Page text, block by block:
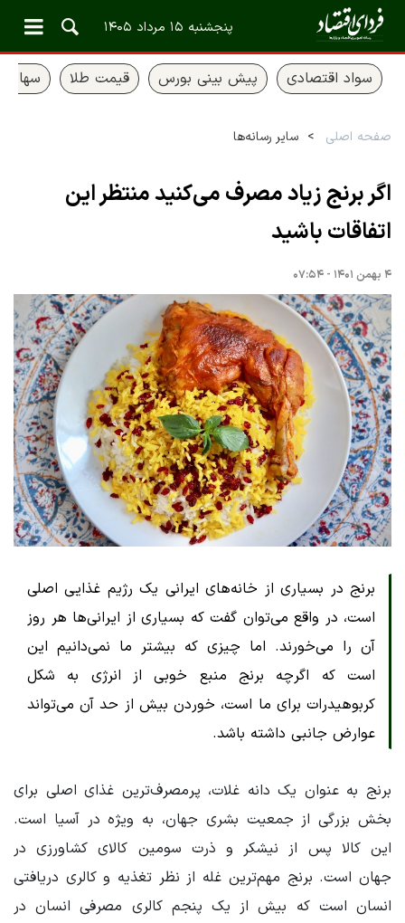
پنجشنبه ۱۵ مرداد ۱۴۰۵
سواد اقتصادی پیش بینی بورس قیمت طلا سهام
صفحه اصلی سایر رسانه‌ها
اگر برنج زیاد مصرف می‌کنید منتظر این
اتفاقات باشید
۴ بهمن ۱۴۰۱ - ۰۷:۵۴
برنج در بسیاری از خانه‌های ایرانی یک رژیم غذایی اصلی
است، در واقع می‌توان گفت که بسیاری از ایرانی‌ها هر روز
آن را می‌خورند. اما چیزی که بیشتر ما نمی‌دانیم این
است که اگرچه برنج منبع خوبی از انرژی به شکل
کربوهیدرات برای ما است، خوردن بیش از حد آن می‌تواند
عوارض جانبی داشته باشد.
برنج به عنوان یک دانه غلات، پرمصرف‌ترین غذای اصلی برای
بخش بزرگی از جمعیت بشری جهان، به ویژه در آسیا است.
این کالا پس از نیشکر و ذرت سومین کالای کشاورزی در
جهان است. برنج مهم‌ترین غله از نظر تغذیه و کالری دریافتی
انسان است که بیش از یک پنجم کالری مصرفی انسان در